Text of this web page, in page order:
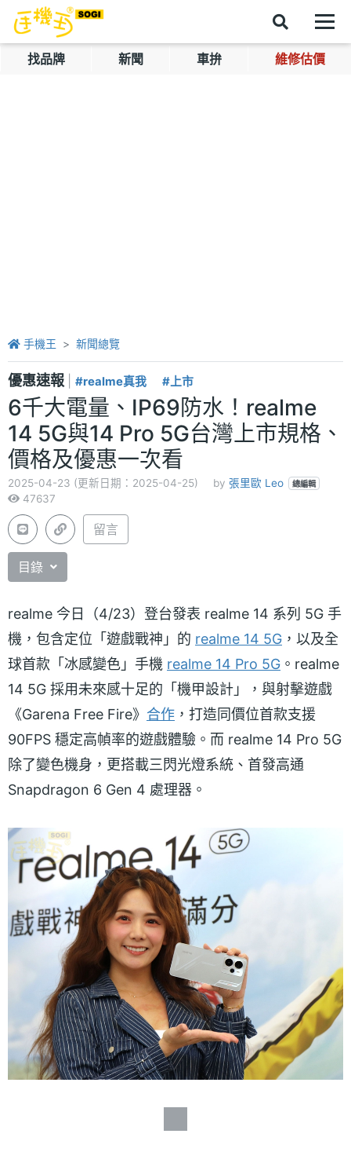
找品牌 新聞 車拚 維修估價
手機王 新聞總覽
優惠速報 #realme真我 #上市
6千大電量、IP69防水！realme
14 5G與14 Pro 5G台灣上市規格、
價格及優惠一次看
2025-04-23 (更新日期：2025-04-25) by 張里歐 Leo 總編輯
47637
留言
目錄
realme 今日（4/23）登台發表 realme 14 系列 5G 手
機，包含定位「遊戲戰神」的 realme 14 5G ，以及全
球首款「冰感變色」手機 realme 14 Pro 5G 。realme
14 5G 採用未來感十足的「機甲設計」，與射擊遊戲
《Garena Free Fire》 合作 ，打造同價位首款支援
90FPS 穩定高幀率的遊戲體驗。而 realme 14 Pro 5G
除了變色機身，更搭載三閃光燈系統、首發高通
Snapdragon 6 Gen 4 處理器。